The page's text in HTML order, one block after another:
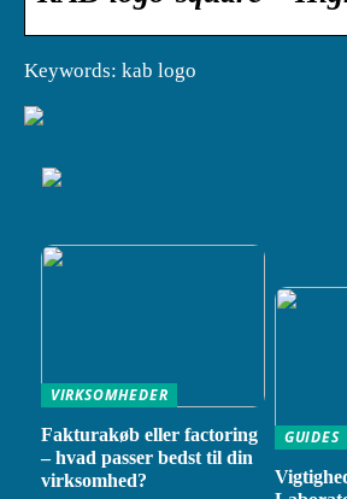
Keywords: kab logo
VIRKSOMHEDER
Fakturakøb eller factoring
– hvad passer bedst til din
virksomhed?
GUIDES